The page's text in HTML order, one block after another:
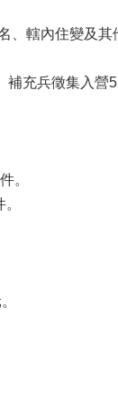
、轄內住變及其
補充兵徵集入營
。